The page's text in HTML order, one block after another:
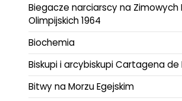
Biegacze narciarscy na Zimowych
Olimpijskich 1964
Biochemia
Biskupi i arcybiskupi Cartagena de
Bitwy na Morzu Egejskim